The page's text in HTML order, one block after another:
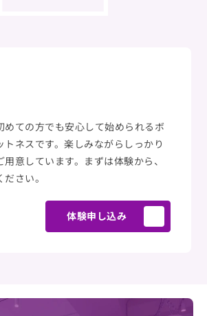
めての方でも安心して始められるボ
トネスです。楽しみながらしっかり
意しています。まずは体験から、
さい。
体験申し込み